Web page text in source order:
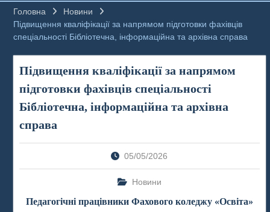
Головна
Новини
Підвищення кваліфікації за напрямом підготовки фахівців
спеціальності Бібліотечна, інформаційна та архівна справа
Підвищення кваліфікації за напрямом
підготовки фахівців спеціальності
Бібліотечна, інформаційна та архівна
справа
05/05/2026
Новини
Педагогічні працівники Фахового коледжу «Освіта»